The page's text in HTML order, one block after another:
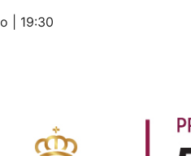
| 19:30